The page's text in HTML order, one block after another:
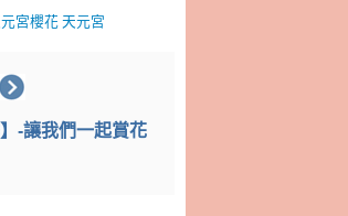
宮櫻花天元宮
-讓我們一起賞花